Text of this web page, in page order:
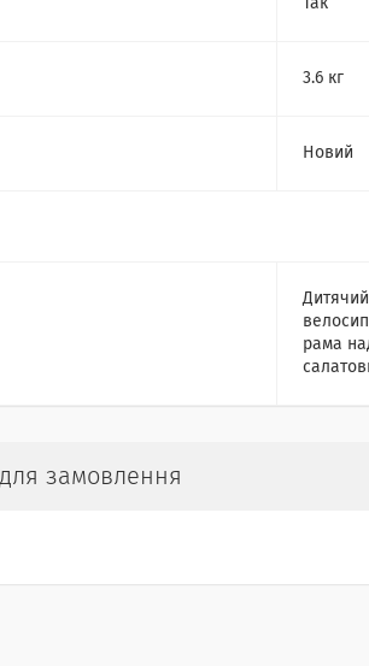
Так
3.6 кг
Новий
рама
замовлення